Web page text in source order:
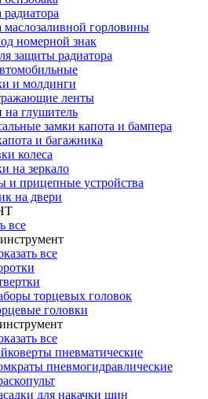
горловины
номерной знак
защиты радиатора
и молдинги
ленты
на глушитель
замки капота и бампера
и багажника
колеса
на зеркало
и прицепные устройства
на двери
все
все
торцевых головок
головки
все
пневматические
пневмогидравлические
для накачки шин